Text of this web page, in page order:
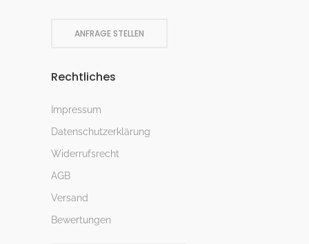
ANFRAGE STELLEN
Rechtliches
Impressum
Datenschutzerklärung
Widerrufsrecht
AGB
Versand
Bewertungen